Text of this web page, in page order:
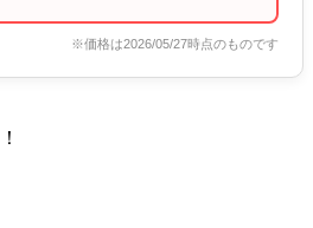
※価格は2026/05/27時点のものです